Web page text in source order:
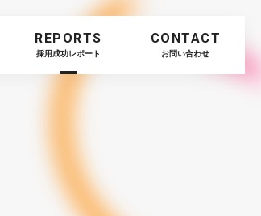
REPORTS
採用成功レポート
CONTACT
お問い合わせ